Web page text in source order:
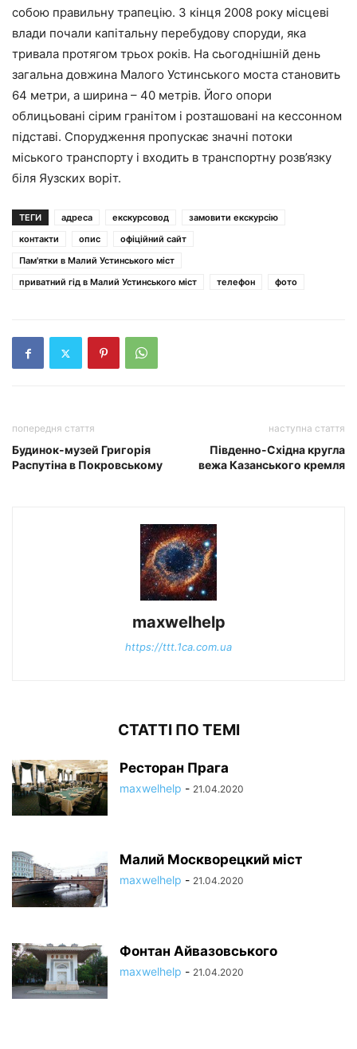
собою правильну трапецію. З кінця 2008 року місцеві
влади почали капітальну перебудову споруди, яка
тривала протягом трьох років. На сьогоднішній день
загальна довжина Малого Устинського моста становить
64 метри, а ширина – 40 метрів. Його опори
облицьовані сірим гранітом і розташовані на кессонном
підставі. Спорудження пропускає значні потоки
міського транспорту і входить в транспортну розв’язку
біля Яузских воріт.
ТЕГИ адреса екскурсовод
замовити екскурсію
контакти
опис
офіційний сайт
Пам'ятки в Малий Устинського міст
приватний гід в Малий Устинського міст
телефон фото
попередня стаття
Будинок-музей Григорія
Распутіна в Покровському
наступна стаття
Південно-Східна кругла
вежа Казанського кремля
maxwelhelp
https://ttt.1ca.com.ua
СТАТТІ ПО ТЕМІ
Ресторан Прага
maxwelhelp - 21.04.2020
Малий Москворецкий міст
maxwelhelp - 21.04.2020
Фонтан Айвазовського
maxwelhelp - 21.04.2020